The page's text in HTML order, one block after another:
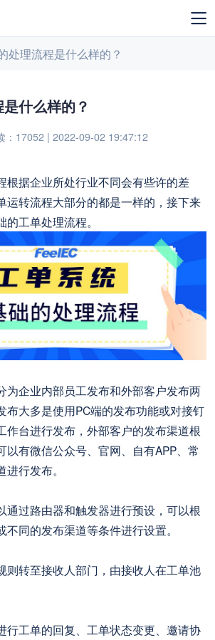
处理流程是什么样的？
什么样的？
：17052 | 2022-09-02 19:47:12
根据企业所处行业不同会有些许的差
运转流程大部分的都是一样的，接下来
工单处理流程。
企业内部员工发布和外部客户发布两
布大多是使用PC端的发布功能或对接钉
作台进行发布，外部客户的发布渠道根
以有微信公众号、官网、自有APP、常
行发布。
过路由器和触发器进行预设，可以根
同的发布渠道等条件进行设置。
转至接收人部门，由接收人在工单池
工单的回复、工单状态变更、邀请协